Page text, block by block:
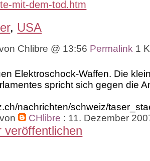
mit-dem-tod.htm
, USA
Chlibre @ 13:56 Permalink 1
Elektroschock-Waffen. Die
spricht sich gegen die
nachrichten/schweiz/
CHlibre : 11. Dezember
veröffentlichen